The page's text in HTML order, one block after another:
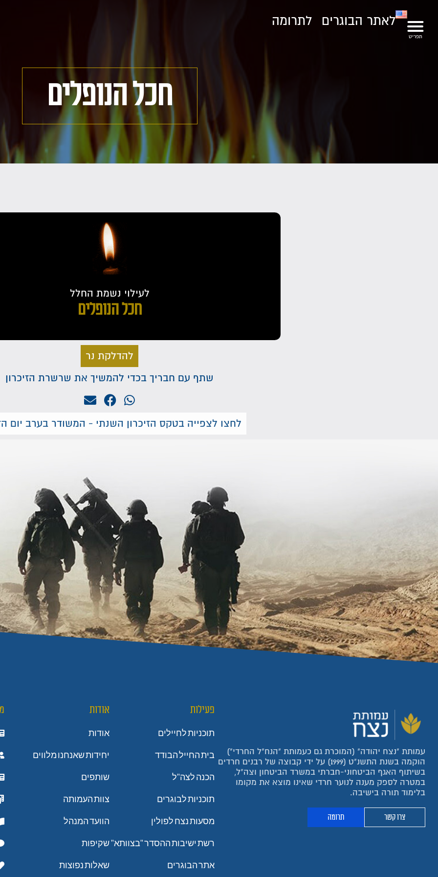
לאתר הבוגרים לתרומה
חכל הנופלים
לעילוי נשמת החלל
חכל הנופלים
להדלקת נר
שתף עם חבריך בכדי להמשיך את שרשרת הזיכרון
לחצו לצפייה בטקס הזיכרון השנתי - המשודר בערב יום
עמותת "נצח יהודה" (המוכרת גם כעמותת "הנח"ל החרדי")
הוקמה בשנת התשנ"ט (1999) על ידי קבוצה של רבנים חרדים
בשיתוף האגף הביטחוני-חברתי במשרד הביטחון וצה"ל,
במטרה לספק מענה לנוער חרדי שאינו מוצא את מקומו
בלימוד תורה בישיבה.
צרו קשר תרומה
פעילות
תוכניות לחיילים
בית החייל הבודד
הכנה לצה"ל
תוכניות לבוגרים
מסעות נצח לפולין
רשת ישיבות ההסדר "בצוותא"
אתר הבוגרים
אודות
אודות
יחידות שאנחנו מלווים
שותפים
צוות העמותה
הוועד המנהל
שקיפות
שאלות נפוצות